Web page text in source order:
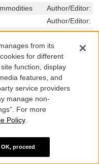
Author/Editor:
Author/Editor:
in the
Author/Editor:
Author/Editor:
prospects
Author/Editor:
,Brendan,Traill
Author/Editor:
Money,
Natur
bis zum
from its
for different
function, display
features, and
service providers
manage non-
For more
Policy.
OK, proceed